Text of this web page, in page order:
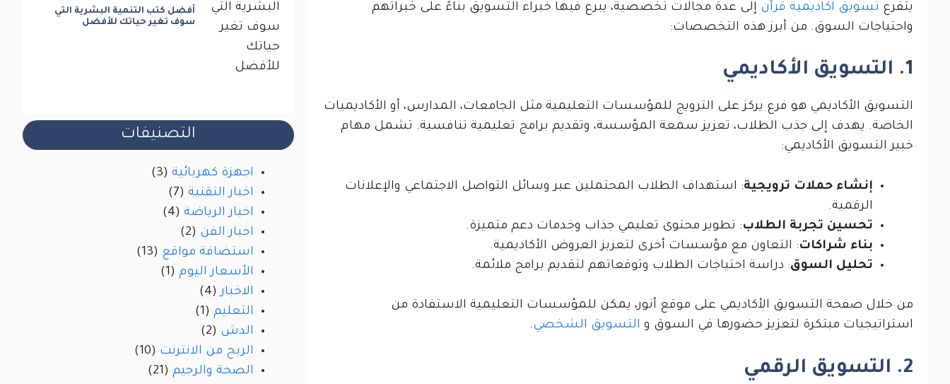
يتفرع تسويق اكاديمية قرأن إلى عدة مجالات تخصصية، يبرع فيها خبراء التسويق بناءً على خبراتهم
واحتياجات السوق. من أبرز هذه التخصصات:
1. التسويق الأكاديمي
التسويق الأكاديمي هو فرع يركز على الترويج للمؤسسات التعليمية مثل الجامعات، المدارس، أو الأكاديميات
الخاصة. يهدف إلى جذب الطلاب، تعزيز سمعة المؤسسة، وتقديم برامج تعليمية تنافسية. تشمل مهام
خبير التسويق الأكاديمي:
إنشاء حملات ترويجية: استهداف الطلاب المحتملين عبر وسائل التواصل الاجتماعي والإعلانات
الرقمية.
تحسين تجربة الطلاب: تطوير محتوى تعليمي جذاب وخدمات دعم متميزة.
بناء شراكات: التعاون مع مؤسسات أخرى لتعزيز العروض الأكاديمية.
تحليل السوق: دراسة احتياجات الطلاب وتوقعاتهم لتقديم برامج ملائمة.
من خلال صفحة التسويق الأكاديمي على موقع أنور، يمكن للمؤسسات التعليمية الاستفادة من
استراتيجيات مبتكرة لتعزيز حضورها في السوق و التسويق الشخصي.
2. التسويق الرقمي
أفضل كتب التنمية البشرية التي
سوف تغير حياتك للأفضل
التصنيفات
اجهزة كهربائية (3)
اخبار التقنية (7)
اخبار الرياضة (4)
اخبار الفن (2)
استضافة مواقع (13)
الأسعار اليوم (1)
الاخبار(4)
التعليم (1)
الدش (2)
الربح من الانترنت (10)
الصحة والرجيم (21)